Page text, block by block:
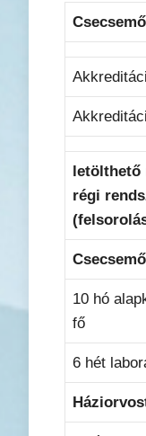
letölthető
régi
10 hó
fő
6 hét